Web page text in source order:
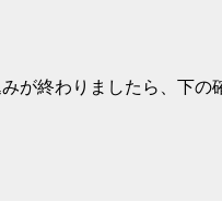
が終わりましたら、下の